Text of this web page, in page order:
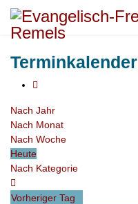
Terminkalender
Nach Jahr
Nach Monat
Nach Woche
Heute
Nach Kategorie
Vorheriger Tag